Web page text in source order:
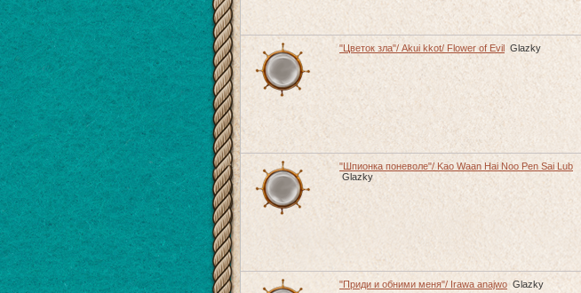
"Цветок зла"/ Akui kkot/ Flower of Evil Glazky
"Шпионка поневоле"/ Kao Waan Hai Noo Pen Sai Lub
Glazky
"Приди и обними меня"/ Irawa anajwo Glazky